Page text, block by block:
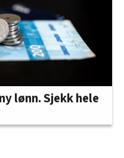
lønn. Sjekk hele